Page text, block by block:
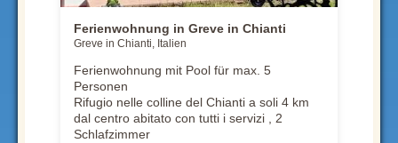
Ferienwohnung in Greve in Chianti
Greve in Chianti, Italien
Ferienwohnung mit Pool für max. 5
Personen
Rifugio nelle colline del Chianti a soli 4 km
dal centro abitato con tutti i servizi , 2
Schlafzimmer